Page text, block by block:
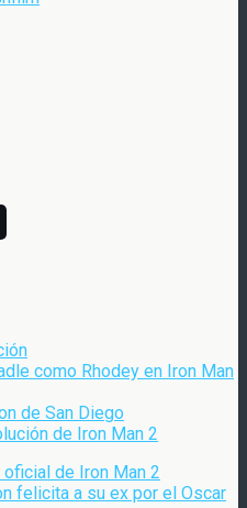
como Rhodey en Iron Man
de San Diego
de Iron Man 2
de Iron Man 2
felicita a su ex por el Oscar